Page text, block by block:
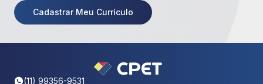
Cadastrar Meu Currículo
(11) 99356-9531